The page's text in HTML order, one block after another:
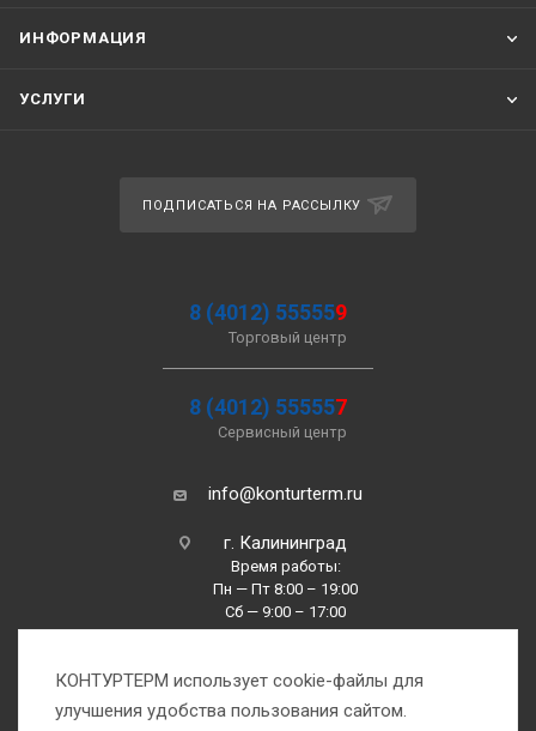
ИНФОРМАЦИЯ
УСЛУГИ
ПОДПИСАТЬСЯ НА РАССЫЛКУ
8 (4012) 555559
Торговый центр
8 (4012) 555557
Сервисный центр
info@konturterm.ru
г. Калининград
Время работы:
Пн — Пт 8:00 – 19:00
Сб — 9:00 – 17:00
Вс —10:00 – 16:00
КОНТУРТЕРМ использует cookie-файлы для
улучшения удобства пользования сайтом.